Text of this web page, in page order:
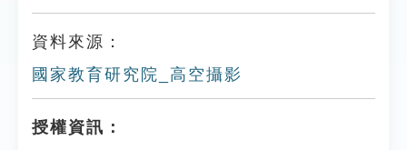
資料來源：
國家教育研究院_高空攝影
授權資訊：